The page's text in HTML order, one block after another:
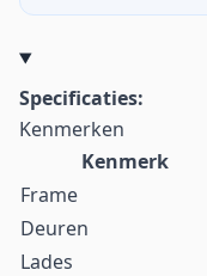
Specificaties:
Kenmerken
Kenmerk
Frame
Deuren
Lades